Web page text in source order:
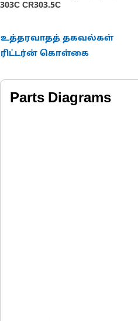
303C CR303.5C
உத்தரவாதத் தகவல்கள்
ரிட்டர்ன் கொள்கை
Parts Diagrams